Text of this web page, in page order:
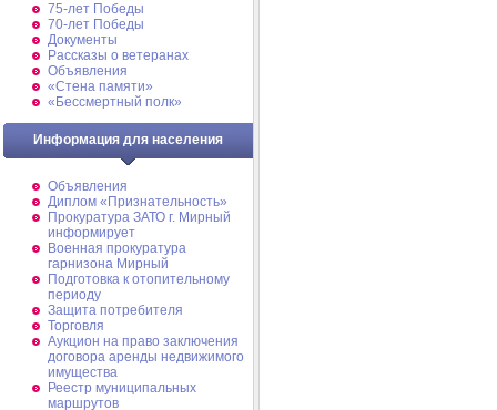
75-лет Победы
70-лет Победы
Документы
Рассказы о ветеранах
Объявления
«Стена памяти»
«Бессмертный полк»
Информация для населения
Объявления
Диплом «Признательность»
Прокуратура ЗАТО г. Мирный
информирует
Военная прокуратура
гарнизона Мирный
Подготовка к отопительному
периоду
Защита потребителя
Торговля
Аукцион на право заключения
договора аренды недвижимого
имущества
Реестр муниципальных
маршрутов